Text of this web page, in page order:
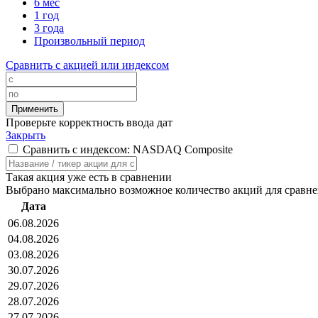
6 мес
1 год
3 года
Произвольный период
Сравнить с акцией или индексом
Проверьте корректность ввода дат
Закрыть
Сравнить с индексом: NASDAQ Composite
Такая акция уже есть в сравнении
Выбрано максимально возможное количество акций для
Дата
06.08.2026
04.08.2026
03.08.2026
30.07.2026
29.07.2026
28.07.2026